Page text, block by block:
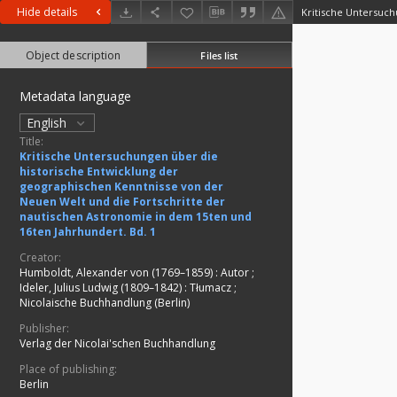
Hide details
Object description Files list
Metadata language
English
Title:
Kritische Untersuchungen über die
historische Entwicklung der
geographischen Kenntnisse von der
Neuen Welt und die Fortschritte der
nautischen Astronomie in dem 15ten und
16ten Jahrhundert. Bd. 1
Creator:
Humboldt, Alexander von (1769–1859) : Autor ;
Ideler, Julius Ludwig (1809–1842) : Tłumacz ;
Nicolaische Buchhandlung (Berlin)
Publisher:
Verlag der Nicolai'schen Buchhandlung
Place of publishing:
Berlin